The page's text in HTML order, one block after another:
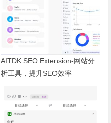
AITDK SEO Extension-网站分
析工具，提升SEO效率